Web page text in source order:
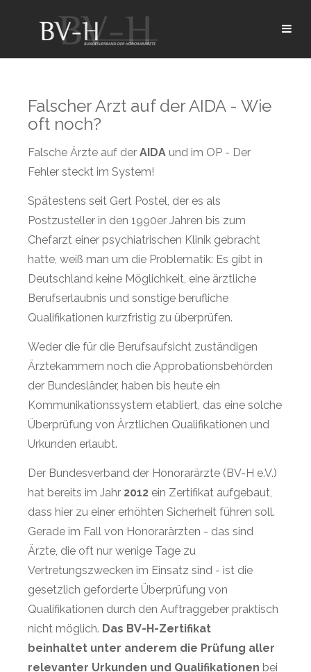
Falscher Arzt auf der AIDA - Wie
oft noch?
Falsche Ärzte auf der AIDA und im OP - Der
Fehler steckt im System!
Spätestens seit Gert Postel, der es als
Postzusteller in den 1990er Jahren bis zum
Chefarzt einer psychiatrischen Klinik gebracht
hatte, weiß man um die Problematik: Es gibt in
Deutschland keine Möglichkeit, eine ärztliche
Berufserlaubnis und sonstige berufliche
Qualifikationen kurzfristig zu überprüfen.
Weder die für die Berufsaufsicht zuständigen
Ärztekammern noch die Approbationsbehörden
der Bundesländer, haben bis heute ein
Kommunikationssystem etabliert, das eine solche
Überprüfung von Ärztlichen Qualifikationen und
Urkunden erlaubt.
Der Bundesverband der Honorarärzte (BV-H e.V.)
hat bereits im Jahr 2012 ein Zertifikat aufgebaut,
dass hier zu einer erhöhten Sicherheit führen soll.
Gerade im Fall von Honorarärzten - das sind
Ärzte, die oft nur wenige Tage zu
Vertretungszwecken im Einsatz sind - ist die
gesetzlich geforderte Überprüfung von
Qualifikationen durch den Auftraggeber praktisch
nicht möglich. Das BV-H-Zertifikat
beinhaltet unter anderem die Prüfung aller
relevanter Urkunden und Qualifikationen bei